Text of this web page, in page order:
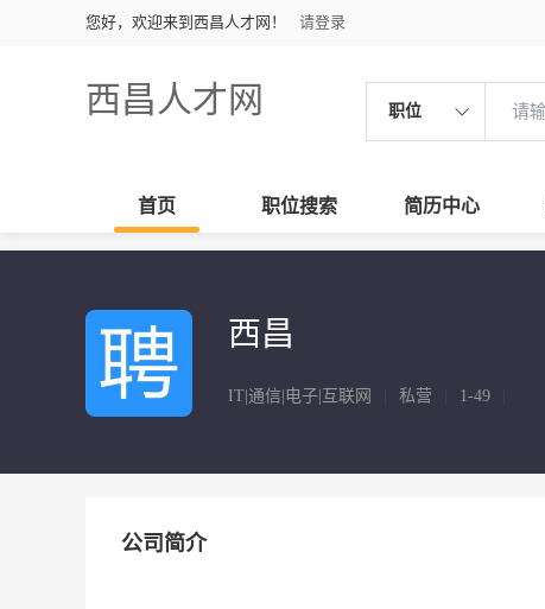
您好，欢迎来到西昌人才网！ 请登录
西昌人才网 职位
首页 职位搜索 简历中心
西昌
IT|通信|电子|互联网 私营 1-49
公司简介